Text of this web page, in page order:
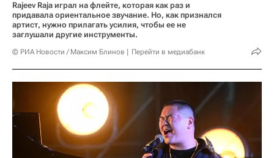
Rajeev Raja играл на флейте, которая как раз и
придавала ориентальное звучание. Но, как признался
артист, нужно прилагать усилия, чтобы ее не
заглушали другие инструменты.
© РИА Новости / Максим Блинов Перейти в медиабанк